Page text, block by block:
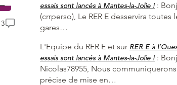
3
essais sont lancés à Mantes-la-Jolie ! :
(crrperso), Le RER E desservira toutes
gares…
L'Equipe du RER E et sur RER E à
essais sont lancés à Mantes-la-Jolie ! :
Nicolas78955, Nous
précise de mise en…